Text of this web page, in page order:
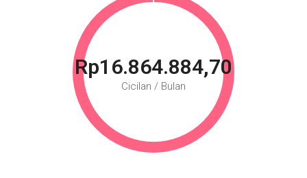
Rp16.864.884,70
Cicilan / Bulan